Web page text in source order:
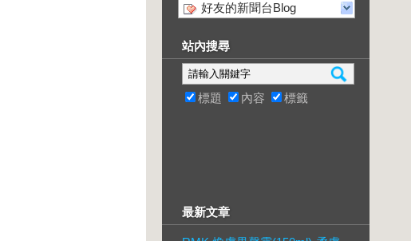
好友的新聞台Blog
站內搜尋
標題 內容 標籤
最新文章